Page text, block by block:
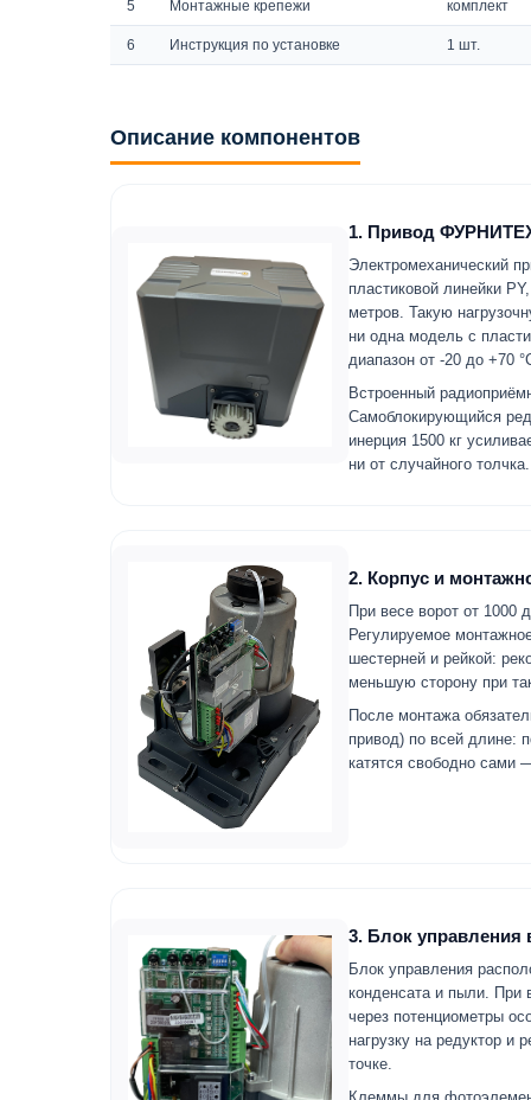
5 Монтажные крепежи комплект
6 Инструкция по установке 1 шт.
Описание компонентов
1. Привод
Электромеханический
пластиковой линейки
метров. Такую
ни одна модель с
диапазон от -20 до +70
Встроенный
Самоблокирующийся
инерция 1500 кг
ни от случайного толчка.
2. Корпус и
При весе ворот от 1000
Регулируемое
шестерней и рейкой:
меньшую сторону при
После монтажа
привод) по всей длине:
катятся свободно сами
3. Блок управления
Блок управления
конденсата и пыли. При
через потенциометры
нагрузку на редуктор и
точке.